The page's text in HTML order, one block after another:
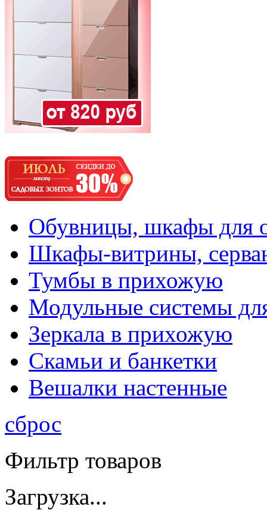
Обувницы, шкафы для
Шкафы-витрины,
Тумбы в прихожую
Модульные системы
Зеркала в прихожую
Скамьи и банкетки
Вешалки настенные
сброс
Фильтр товаров
Загрузка...